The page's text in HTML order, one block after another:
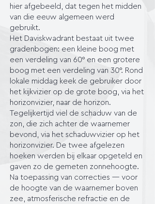
hier afgebeeld, dat tegen het midden
van die eeuw algemeen werd
gebruikt.
Het Daviskwadrant bestaat uit twee
gradenbogen: een kleine boog met
een verdeling van 60° en een grotere
boog met een verdeling van 30°. Rond
lokale middag keek de gebruiker door
het kijkvizier op de grote boog, via het
horizonvizier, naar de horizon.
Tegelijkertijd viel de schaduw van de
zon, die zich achter de waarnemer
bevond, via het schaduwvizier op het
horizonvizier. De twee afgelezen
hoeken werden bij elkaar opgeteld en
gaven zo de gemeten zonnehoogte.
Na toepassing van correcties — voor
de hoogte van de waarnemer boven
zee, atmosferische refractie en de